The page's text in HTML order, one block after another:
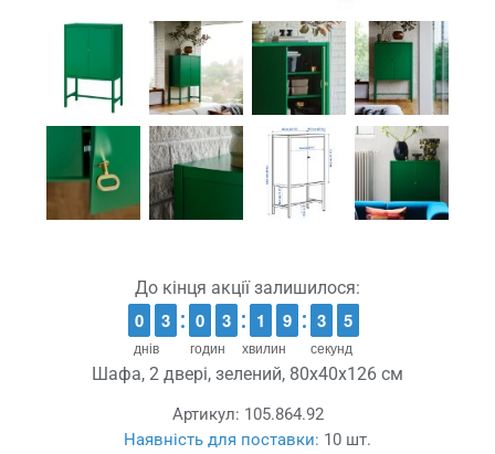
До кінця акції залишилося:
днів
9
9
0
0 2
2
3
3
годин
9
9
0
0 2
2
3
3
хвилин
1
1
1
1 8
8
9
9
секунд
4
3
3 5
5
4
Шафа, 2 двері, зелений, 80x40x126 см
Артикул: 105.864.92
Наявність для поставки: 10 шт.